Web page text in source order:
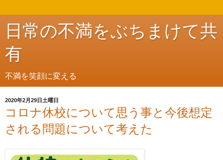
日常の不満をぶちまけて共
有
不満を笑顔に変える
2020年2月29日土曜日
コロナ休校について思う事と今後想定
される問題について考えた